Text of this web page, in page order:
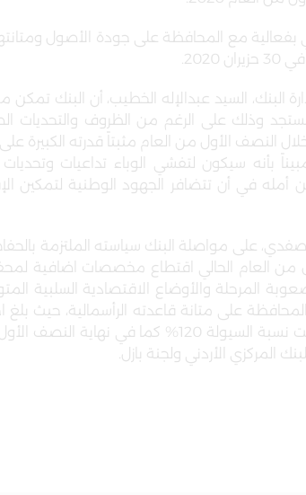
بفعالية مع المحافظة على جودة الأصول
.
السيد عبدالإله الخطيب، أن البنك تمكن
وذلك على الرغم من الظروف والتحديات
النصف الأول من العام مثبتاً قدرته الكبيرة
بأنه سيكون لتفشي الوباء تداعيات
أمله في أن تتضافر الجهود الوطنية لتمكين
على مواصلة البنك سياسته الملتزمة
من العام الحالي اقتطاع مخصصات اضافية
المرحلة والأوضاع الاقتصادية السلبية
دينار، كما بلغت نسبة كفاية رأس المال 17.3% وبلغت نسبة
المركزي الأردني ولجنة بازل.